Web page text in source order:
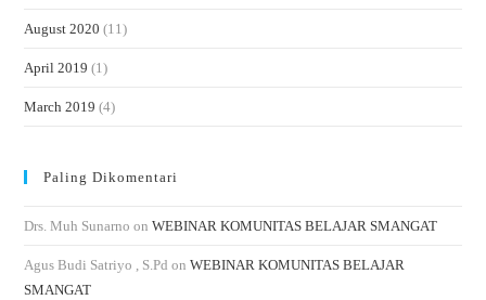
August 2020 (11)
April 2019 (1)
March 2019 (4)
Paling Dikomentari
Drs. Muh Sunarno onWEBINAR KOMUNITAS BELAJAR SMANGAT
Agus Budi Satriyo , S.Pd onWEBINAR KOMUNITAS BELAJAR
SMANGAT